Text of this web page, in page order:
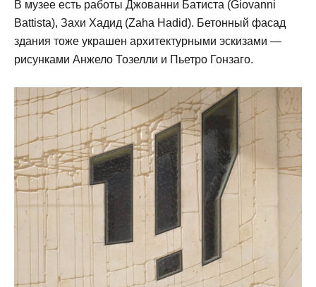
В музее есть работы Джованни Батиста (Giovanni
Battista), Захи Хадид (Zaha Hadid). Бетонный фасад
здания тоже украшен архитектурными эскизами —
рисунками Анжело Тозелли и Пьетро Гонзаго.